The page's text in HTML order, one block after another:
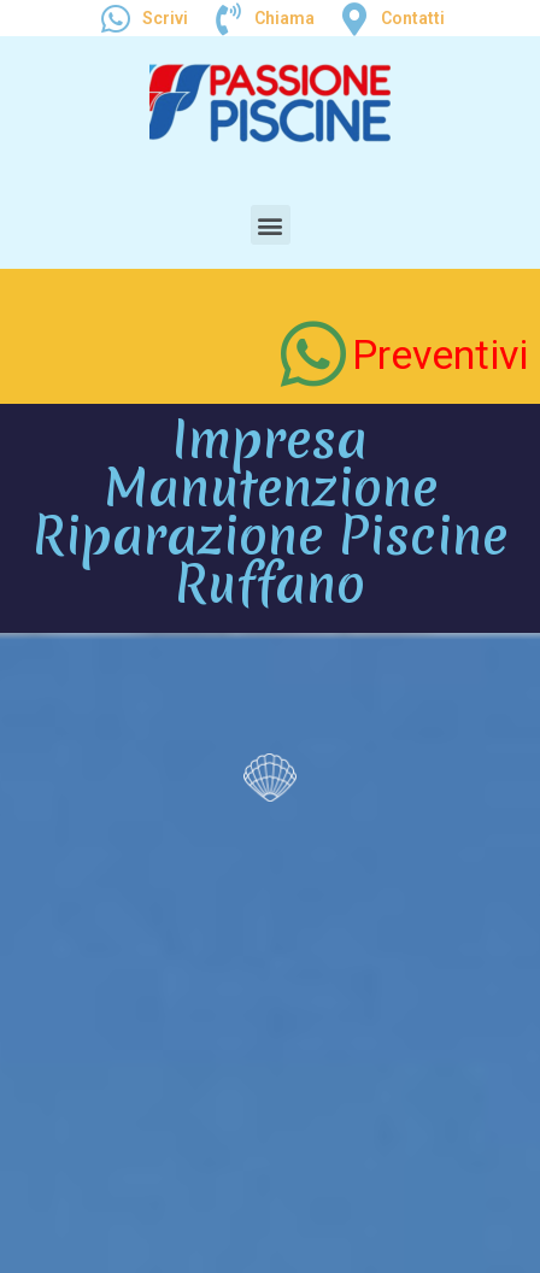
Scrivi Chiama Contatti
Preventivi
Impresa
Manutenzione
Riparazione Piscine
Ruffano